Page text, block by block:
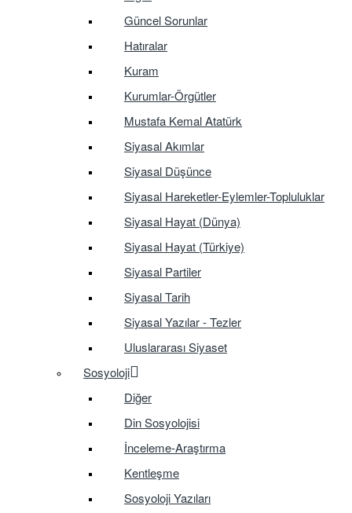
Güncel Sorunlar
Hatıralar
Kuram
Kurumlar-Örgütler
Mustafa Kemal Atatürk
Siyasal Akımlar
Siyasal Düşünce
Siyasal Hareketler-Eylemler-Topluluklar
Siyasal Hayat (Dünya)
Siyasal Hayat (Türkiye)
Siyasal Partiler
Siyasal Tarih
Siyasal Yazılar - Tezler
Uluslararası Siyaset
Sosyoloji
Diğer
Din Sosyolojisi
İnceleme-Araştırma
Kentleşme
Sosyoloji Yazıları